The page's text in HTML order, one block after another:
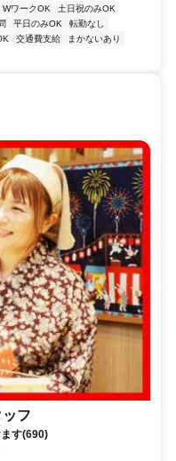
WワークOK
土日祝のみOK
平日のみOK
転勤なし
交通費支給
まかないあり
フ
す(690)